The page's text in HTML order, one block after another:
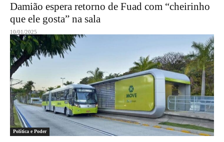
Damião espera retorno de Fuad com “cheirinho
que ele gosta” na sala
10/01/2025
Política e Poder